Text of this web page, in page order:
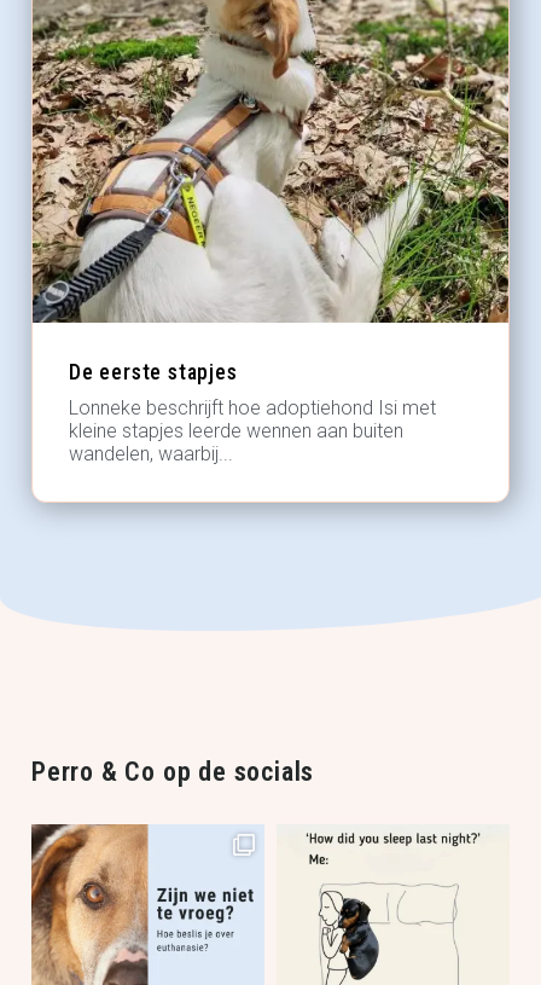
De eerste stapjes
Lonneke beschrijft hoe adoptiehond Isi met
kleine stapjes leerde wennen aan buiten
wandelen, waarbij...
Perro & Co op de socials